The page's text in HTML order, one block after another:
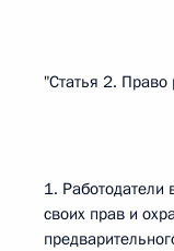
"Статья 2. Право
1. Работодатели
своих прав и